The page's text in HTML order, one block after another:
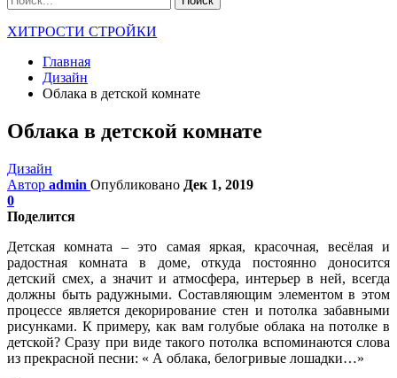
ХИТРОСТИ СТРОЙКИ
Главная
Дизайн
Облака в детской комнате
Облака в детской комнате
Дизайн
Автор admin Опубликовано Дек 1, 2019
0
Поделится
Детская комната – это самая яркая, красочная, весёлая и
радостная комната в доме, откуда постоянно доносится
детский смех, а значит и атмосфера, интерьер в ней, всегда
должны быть радужными. Составляющим элементом в этом
процессе является декорирование стен и потолка забавными
рисунками. К примеру, как вам голубые облака на потолке в
детской? Сразу при виде такого потолка вспоминаются слова
из прекрасной песни: « А облака, белогривые лошадки…»